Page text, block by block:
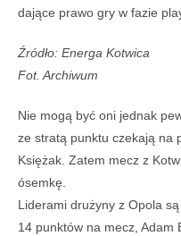
dające prawo gry w fazie
Źródło: Energa Kotwica
Fot. Archiwum
Nie mogą być oni jednak
ze stratą punktu czekają na
Księżak. Zatem mecz z
ósemkę.
Liderami drużyny z Opola
14 punktów na mecz, Adam